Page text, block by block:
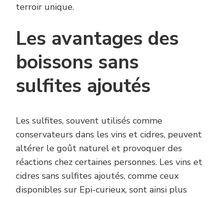
terroir unique.
Les avantages des
boissons sans
sulfites ajoutés
Les sulfites, souvent utilisés comme
conservateurs dans les vins et cidres, peuvent
altérer le goût naturel et provoquer des
réactions chez certaines personnes. Les vins et
cidres sans sulfites ajoutés, comme ceux
disponibles sur Epi-curieux, sont ainsi plus